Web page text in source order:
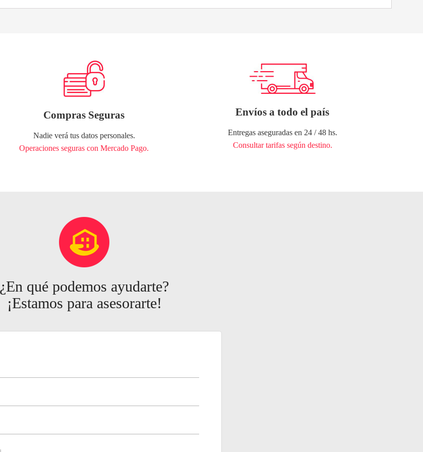
Compras Seguras
Nadie verá tus datos personales.
Operaciones seguras con Mercado Pago.
Envíos a todo el país
Entregas aseguradas en 24 / 48 hs.
Consultar tarifas según destino.
¿En qué podemos ayudarte?
¡Estamos para asesorarte!